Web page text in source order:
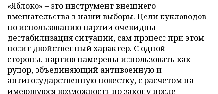
«Яблоко» – это инструмент внешнего
вмешательства в наши выборы. Цели кукловодов
по использованию партии очевидны –
дестабилизация ситуации, сам процесс при этом
носит двойственный характер. С одной
стороны, партию намерены использовать как
рупор, объединяющий антивоенную и
антигосударственную повестку, с расчетом на
имеющуюся возможность по закону после